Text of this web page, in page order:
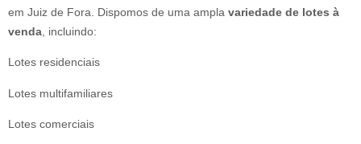
em Juiz de Fora. Dispomos de uma ampla variedade de lotes à
venda , incluindo:
Lotes residenciais
Lotes multifamiliares
Lotes comerciais